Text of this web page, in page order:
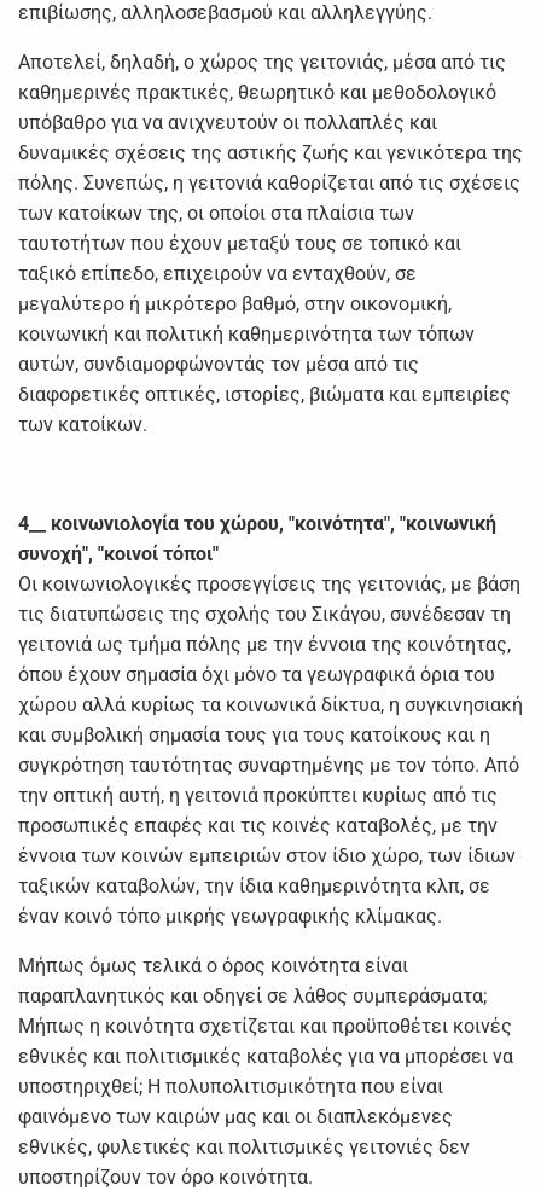
επιβίωσης, αλληλοσεβασμού και αλληλεγγύης.
Αποτελεί, δηλαδή, ο χώρος της γειτονιάς, μέσα από τις
καθημερινές πρακτικές, θεωρητικό και μεθοδολογικό
υπόβαθρο για να ανιχνευτούν οι πολλαπλές και
δυναμικές σχέσεις της αστικής ζωής και γενικότερα της
πόλης. Συνεπώς, η γειτονιά καθορίζεται από τις σχέσεις
των κατοίκων της, οι οποίοι στα πλαίσια των
ταυτοτήτων που έχουν μεταξύ τους σε τοπικό και
ταξικό επίπεδο, επιχειρούν να ενταχθούν, σε
μεγαλύτερο ή μικρότερο βαθμό, στην οικονομική,
κοινωνική και πολιτική καθημερινότητα των τόπων
αυτών, συνδιαμορφώνοντάς τον μέσα από τις
διαφορετικές οπτικές, ιστορίες, βιώματα και εμπειρίες
των κατοίκων.
4__ κοινωνιολογία του χώρου, "κοινότητα", "κοινωνική
συνοχή", "κοινοί τόποι"
Οι κοινωνιολογικές προσεγγίσεις της γειτονιάς, με βάση
τις διατυπώσεις της σχολής του Σικάγου, συνέδεσαν τη
γειτονιά ως τμήμα πόλης με την έννοια της κοινότητας,
όπου έχουν σημασία όχι μόνο τα γεωγραφικά όρια του
χώρου αλλά κυρίως τα κοινωνικά δίκτυα, η συγκινησιακή
και συμβολική σημασία τους για τους κατοίκους και η
συγκρότηση ταυτότητας συναρτημένης με τον τόπο. Από
την οπτική αυτή, η γειτονιά προκύπτει κυρίως από τις
προσωπικές επαφές και τις κοινές καταβολές, με την
έννοια των κοινών εμπειριών στον ίδιο χώρο, των ίδιων
ταξικών καταβολών, την ίδια καθημερινότητα κλπ, σε
έναν κοινό τόπο μικρής γεωγραφικής κλίμακας.
Μήπως όμως τελικά ο όρος κοινότητα είναι
παραπλανητικός και οδηγεί σε λάθος συμπεράσματα;
Μήπως η κοινότητα σχετίζεται και προϋποθέτει κοινές
εθνικές και πολιτισμικές καταβολές για να μπορέσει να
υποστηριχθεί; Η πολυπολιτισμικότητα που είναι
φαινόμενο των καιρών μας και οι διαπλεκόμενες
εθνικές, φυλετικές και πολιτισμικές γειτονιές δεν
υποστηρίζουν τον όρο κοινότητα.